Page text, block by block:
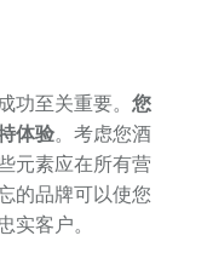
至关重要。 您
体验。考虑您酒
元素应在所有营
的品牌可以使您
客户。